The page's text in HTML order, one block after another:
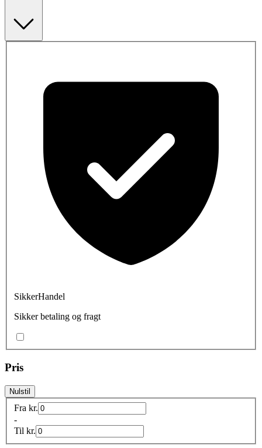
SikkerHandel
Sikker betaling og fragt
Pris
Nulstil
Fra kr.
-
Til kr.